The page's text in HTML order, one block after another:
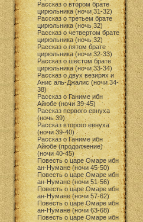
Рассказ о втором брате
цирюльника (ночи 31-32)
Рассказ о третьем брате
цирюльника (ночь 32)
Рассказ о четвертом брате
цирюльника (ночь 32)
Рассказ о пятом брате
цирюльника (ночи 32-33)
Рассказ о шестом брате
цирюльника (ночи 33-34)
Рассказ о двух везирях и
Анис аль-Джалис (ночи 34-
38)
Рассказ о Ганиме ибн
Айюбе (ночи 39-45)
Рассказ первого евнуха
(ночь 39)
Рассказ второго евнуха
(ночи 39-40)
Рассказ о Ганиме ибн
Айюбе (продолжение)
(ночи 40-45)
Повесть о царе Омаре ибн
ан-Нумане (ночи 45-50)
Повесть о царе Омаре ибн
ан-Нумане (ночи 51-56)
Повесть о царе Омаре ибн
ан-Нумане (ночи 57-62)
Повесть о царе Омаре ибн
ан-Нумане (ночи 63-68)
Повесть о царе Омаре ибн